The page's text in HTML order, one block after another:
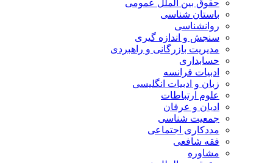
حقوق بین الملل عمومی
باستان شناسی
روانشناسی
سنجش و اندازه گیری
مدیریت بازرگانی و راهبردی
حسابداری
ادبیات فرانسه
زبان و ادبیات انگلیسی
علوم ارتباطات
ادیان و عرفان
جمعیت شناسی
مددکاری اجتماعی
فقه شافعی
مشاوره